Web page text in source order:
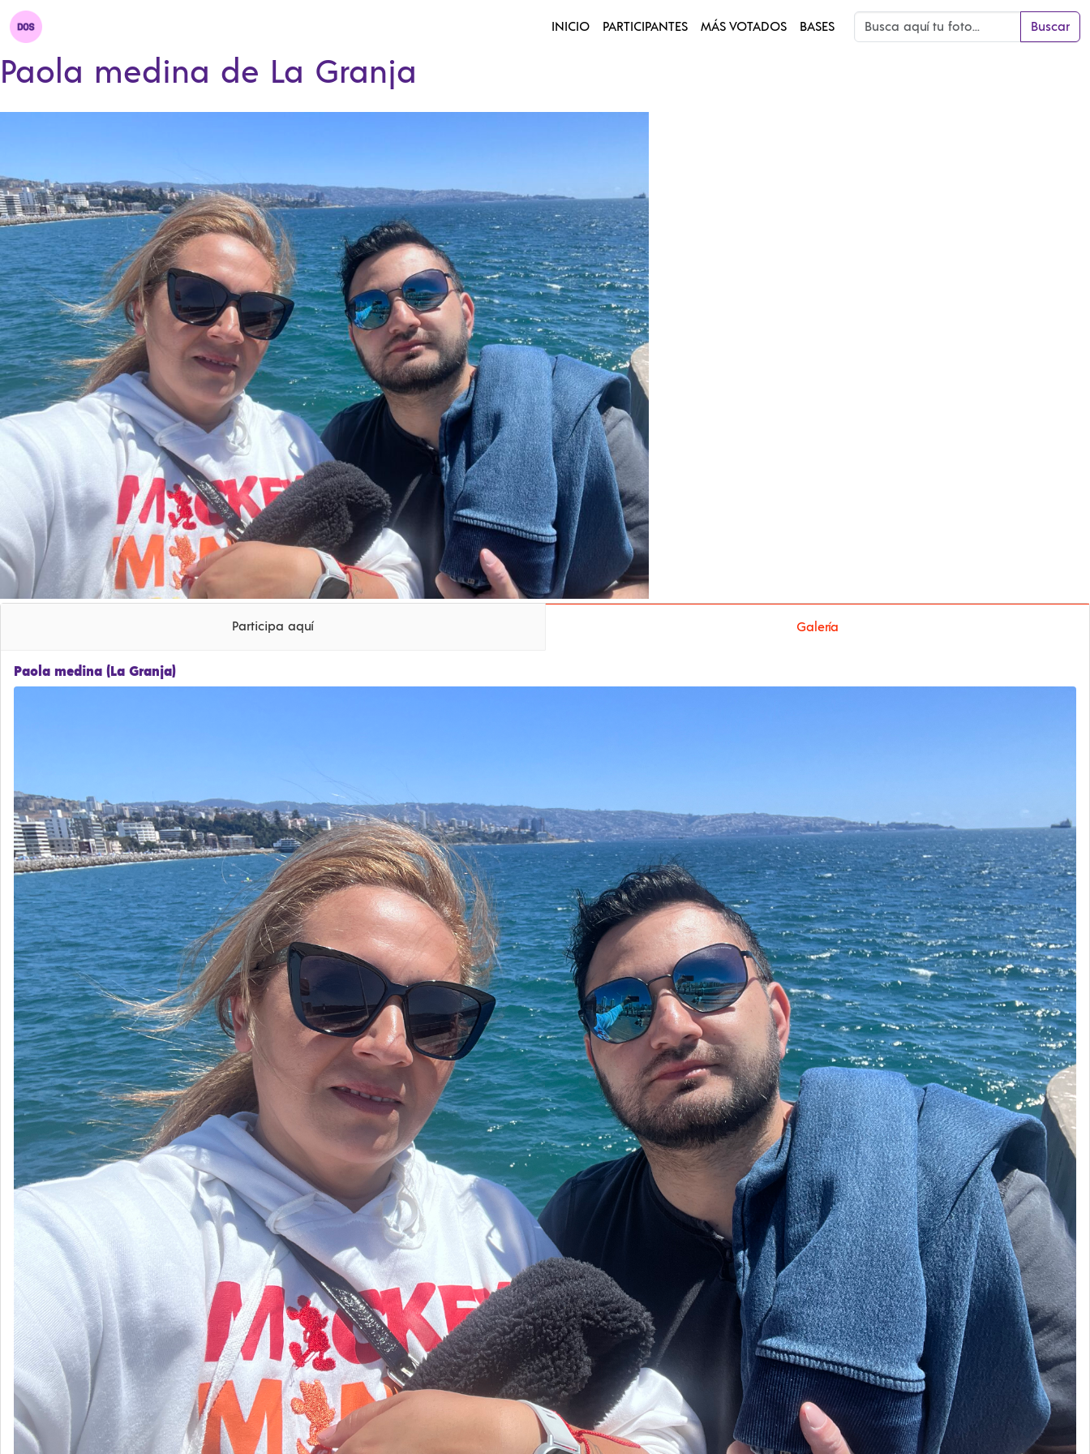
INICIO PARTICIPANTES MÁS VOTADOS BASES Buscar
Paola medina de La Granja
Participa aquí Galería
Paola medina (La Granja)